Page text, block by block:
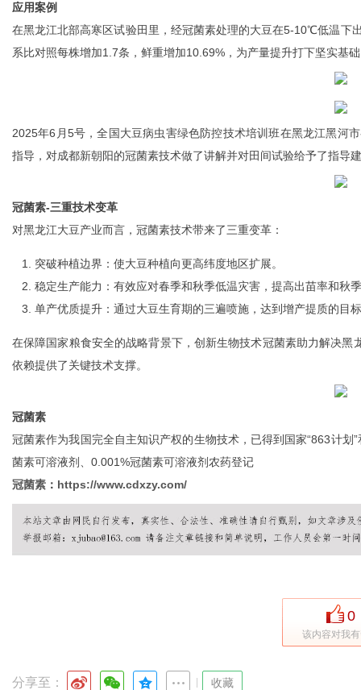
应用案例
在黑龙江北部高寒区试验田里，经冠菌素处理的大豆在5-10℃低温下
系比对照每株增加1.7条，鲜重增加10.69%，为产量提升打下坚实基
2025年6月5号，全国大豆病虫害绿色防控技术培训班在黑龙江黑河
指导，对成都新朝阳的冠菌素技术做了讲解并对田间试验给予了指导
冠菌素-三重技术变革
对黑龙江大豆产业而言，冠菌素技术带来了三重变革：
突破种植边界：使大豆种植向更高纬度地区扩展。
稳定生产能力：有效应对春季和秋季低温灾害，提高出苗率和秋
单产优质提升：通过大豆生育期的三遍喷施，达到增产提质的目
在保障国家粮食安全的战略背景下，创新生物技术冠菌素助力解决黑
依赖提供了关键技术支撑。
冠菌素
冠菌素作为我国完全自主知识产权的生物技术，已得到国家“863计
菌素可溶液剂、0.001%冠菌素可溶液剂农药登记
冠菌素 ： https://www.cdxzy.com/
0
该内容对我
分享至： 收藏